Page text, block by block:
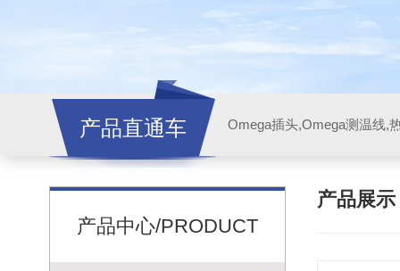
产品直通车
产品中心/PRODUCT
产品展示